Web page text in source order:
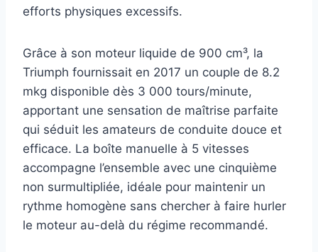
efforts physiques excessifs.
Grâce à son moteur liquide de 900 cm³, la
Triumph fournissait en 2017 un couple de 8.2
mkg disponible dès 3 000 tours/minute,
apportant une sensation de maîtrise parfaite
qui séduit les amateurs de conduite douce et
efficace. La boîte manuelle à 5 vitesses
accompagne l’ensemble avec une cinquième
non surmultipliée, idéale pour maintenir un
rythme homogène sans chercher à faire hurler
le moteur au-delà du régime recommandé.